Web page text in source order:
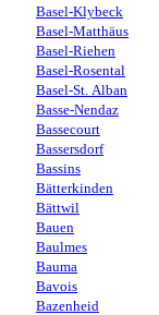
Basel-Klybeck
Basel-Matthäus
Basel-Riehen
Basel-Rosental
Basel-St. Alban
Basse-Nendaz
Bassecourt
Bassersdorf
Bassins
Bätterkinden
Bättwil
Bauen
Baulmes
Bauma
Bavois
Bazenheid